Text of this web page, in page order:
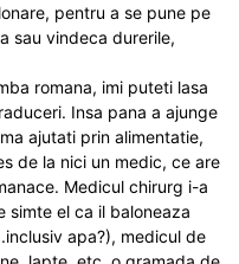
pentru a se pune pe
sau vindeca durerile,
romana, imi puteti lasa
Insa pana a ajunge
ajutati prin alimentatie,
de la nici un medic, ce are
Medicul chirurg i-a
simte el ca il baloneaza
apa?), medicul de